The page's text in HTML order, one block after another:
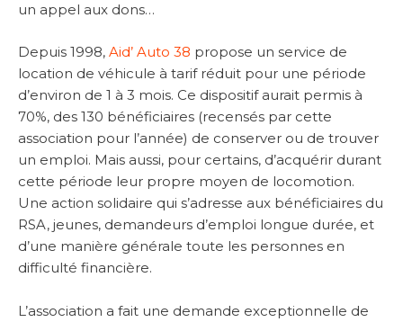
un appel aux dons…
Depuis 1998, Aid’ Auto 38 propose un service de
location de véhicule à tarif réduit pour une période
d’environ de 1 à 3 mois. Ce dispositif aurait permis à
70%, des 130 bénéficiaires (recensés par cette
association pour l’année) de conserver ou de trouver
un emploi. Mais aussi, pour certains, d’acquérir durant
cette période leur propre moyen de locomotion.
Une action solidaire qui s’adresse aux bénéficiaires du
RSA, jeunes, demandeurs d’emploi longue durée, et
d’une manière générale toute les personnes en
difficulté financière.
L’association a fait une demande exceptionnelle de